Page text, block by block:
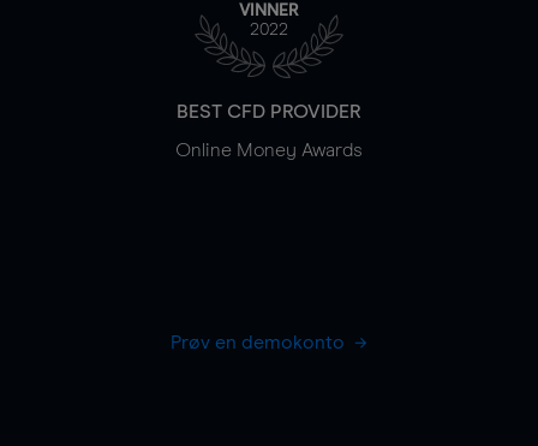
VINNER
2022
BEST CFD PROVIDER
Online Money Awards
Prøv en demokonto